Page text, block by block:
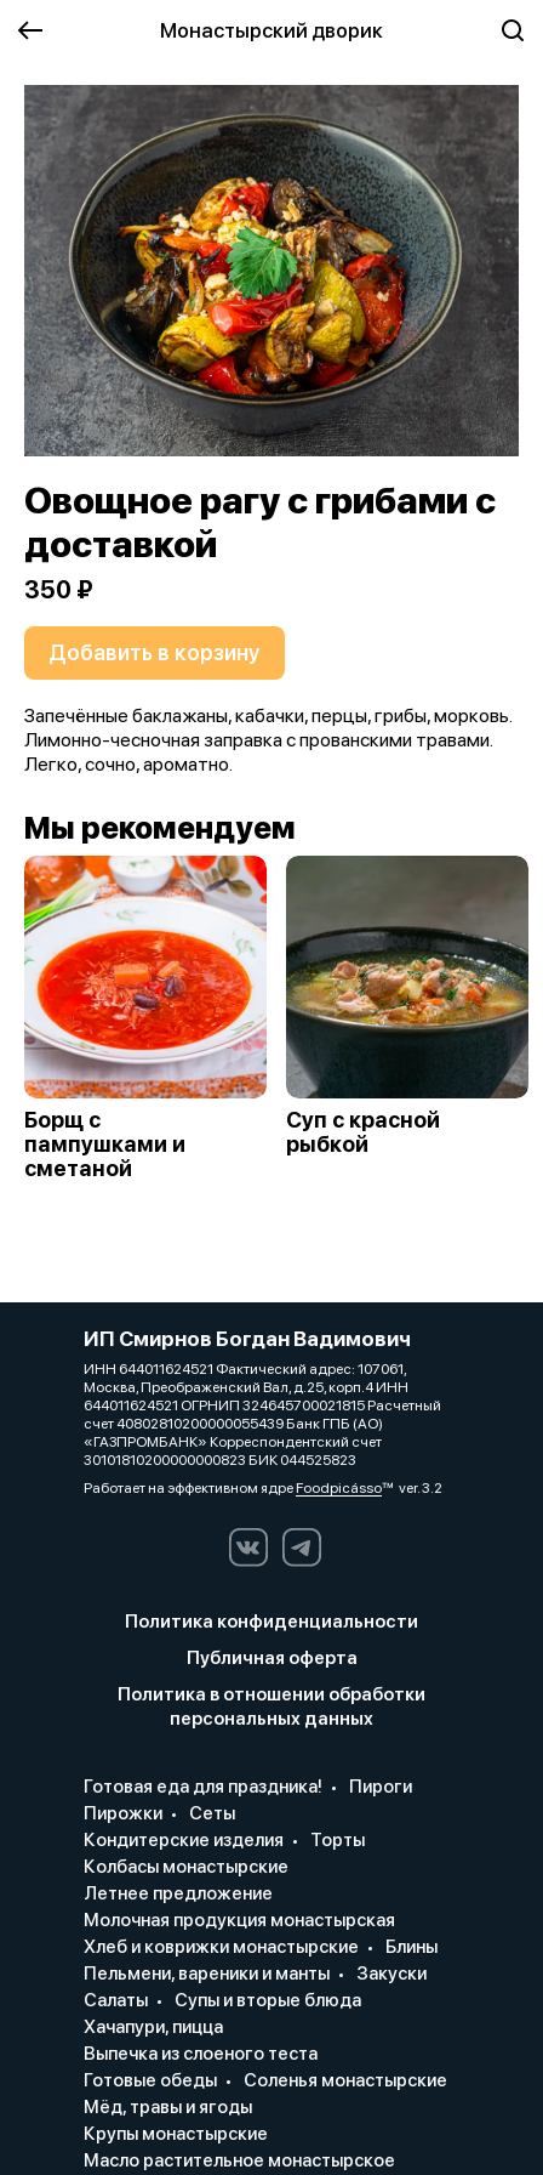
Монастырский дворик
Овощное рагу с грибами с
доставкой
350 ₽
Добавить в корзину
Запечённые баклажаны, кабачки, перцы, грибы, морковь.
Лимонно-чесночная заправка с прованскими травами.
Легко, сочно, ароматно.
Мы рекомендуем
Борщ с
пампушками и
сметаной
Суп с красной
рыбкой
ИП Смирнов Богдан Вадимович
ИНН 644011624521 Фактический адрес: 107061,
Москва, Преображенский Вал, д.25, корп.4 ИНН
644011624521 ОГРНИП 324645700021815 Расчетный
счет 40802810200000055439 Банк ГПБ (АО)
«ГАЗПРОМБАНК» Корреспондентский счет
30101810200000000823 БИК 044525823
Работает на эффективном ядреFoodpicássover. 3.2
Политика конфиденциальности
Публичная оферта
Политика в отношении обработки
персональных данных
Готовая еда для праздника!
Пироги
Пирожки
Сеты
Кондитерские изделия
Торты
Колбасы монастырские
Летнее предложение
Молочная продукция монастырская
Хлеб и коврижки монастырские
Блины
Пельмени, вареники и манты
Закуски
Салаты
Супы и вторые блюда
Хачапури, пицца
Выпечка из слоеного теста
Готовые обеды
Соленья монастырские
Мёд, травы и ягоды
Крупы монастырские
Масло растительное монастырское